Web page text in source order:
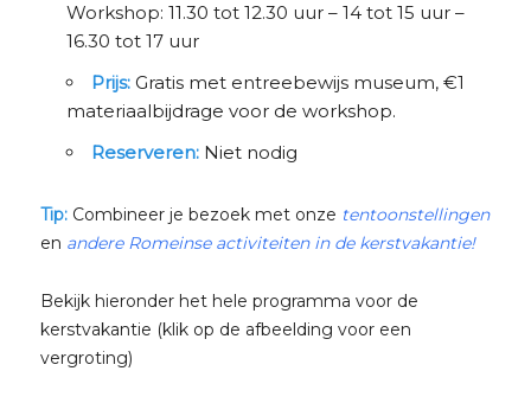
Workshop: 11.30 tot 12.30 uur – 14 tot 15 uur –
16.30 tot 17 uur
Prijs:Gratis met entreebewijs museum, €1
materiaalbijdrage voor de workshop.
Reserveren:Niet nodig
Tip:Combineer je bezoek met onze tentoonstellingen
en andere Romeinse activiteiten in de kerstvakantie!
Bekijk hieronder het hele programma voor de
kerstvakantie (klik op de afbeelding voor een
vergroting)